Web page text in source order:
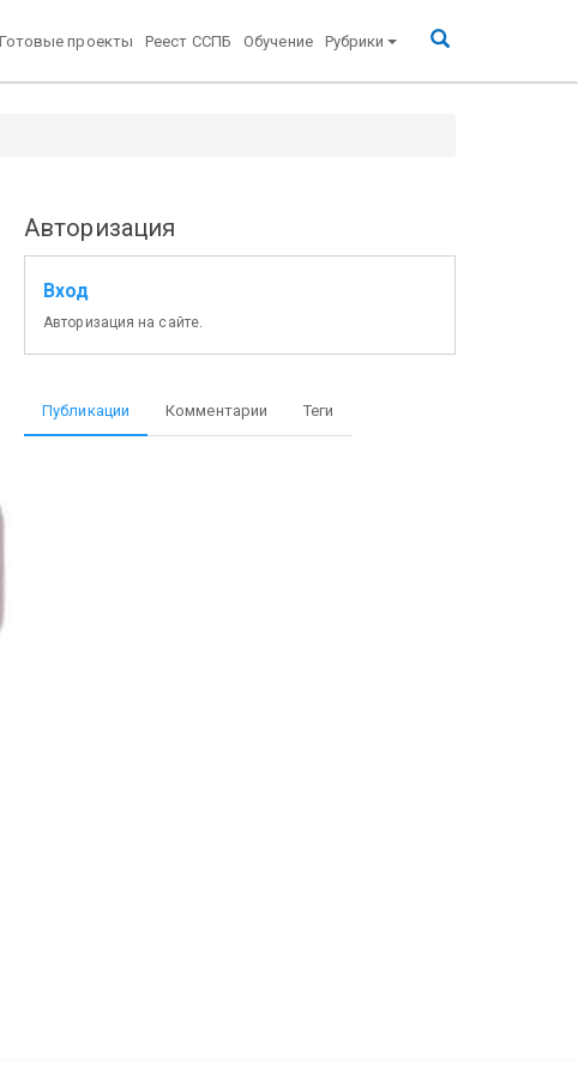
Готовые проекты Реест ССПБ Обучение Рубрики
Авторизация
Вход
Авторизация на сайте.
Публикации Комментарии Теги